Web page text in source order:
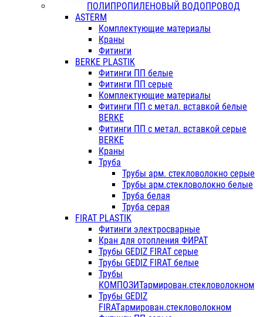
ПОЛИПРОПИЛЕНОВЫЙ ВОДОПРОВОД
ASTERM
Комплектующие материалы
Краны
Фитинги
BERKE PLASTIK
Фитинги ПП белые
Фитинги ПП серые
Комплектующие материалы
Фитинги ПП с метал. вставкой белые
BERKE
Фитинги ПП с метал. вставкой серые
BERKE
Краны
Труба
Трубы арм. стекловолокно серые
Трубы арм.стекловолокно белые
Труба белая
Труба серая
FIRAT PLASTIK
Фитинги электросварные
Кран для отопления ФИРАТ
Трубы GEDIZ FIRAT серые
Трубы GEDIZ FIRAT белые
Трубы
КОМПОЗИТармирован.стекловолокном
Трубы GEDIZ
FIRATармирован.стекловолокном